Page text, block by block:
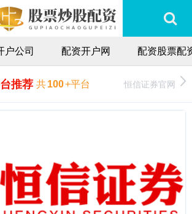
户公司 配资开户网 配资股票配
推荐 共100+平台 恒信证券官网